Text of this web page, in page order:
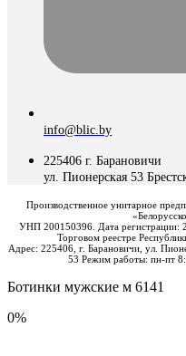
info@blic.by
225406 г. Барановичи
ул. Пионерская 53
Производственное унитарное
УНП 200150396. Дата регистрации:
Торговом реестре
Адрес: 225406, г. Барановичи, ул.
53 Режим работы: пн-пт
Ботинки мужские м 6141
0%